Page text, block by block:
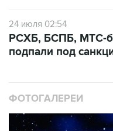
24 июля 02:54
РСХБ, БСПБ, МТС-
подпали под
ФОТОГАЛЕРЕИ